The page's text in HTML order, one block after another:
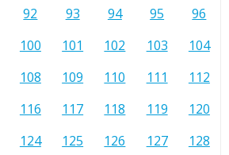
92 93 94 95
96
100 101 102 103
104
108 109 110 111
112
116 117 118 119
120
124 125 126 127
128